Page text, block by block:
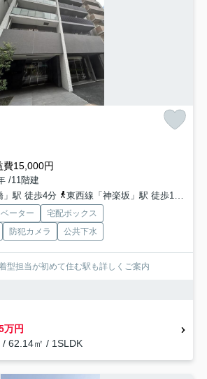
費15,000円
/11階建
」駅 徒歩4分
東西線「神楽坂」駅 徒歩10分
ーター
宅配ボックス
防犯カメラ 公共下水
型担当が初めて住む駅も詳しくご案内
万円
/ 62.14㎡ / 1SLDK